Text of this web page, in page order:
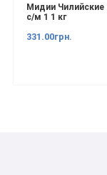
Мидии Чилийские
с/м 1 1 кг
331.00грн.